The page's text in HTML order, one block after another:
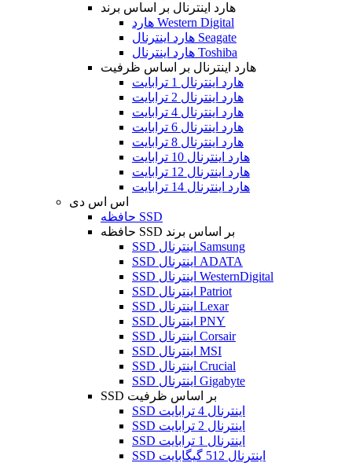
هارد اینترنال بر اساس برند
هارد Western Digital
هارد اینترنال Seagate
هارد اینترنال Toshiba
هارد اینترنال بر اساس ظرفیت
هارد اینترنال 1 ترابایت
هارد اینترنال 2 ترابایت
هارد اینترنال 4 ترابایت
هارد اینترنال 6 ترابایت
هارد اینترنال 8 ترابایت
هارد اینترنال 10 ترابایت
هارد اینترنال 12 ترابایت
هارد اینترنال 14 ترابایت
اس اس دی
حافظه SSD
حافظه SSD بر اساس برند
SSD اینترنال Samsung
SSD اینترنال ADATA
SSD اینترنال WesternDigital
SSD اینترنال Patriot
SSD اینترنال Lexar
SSD اینترنال PNY
SSD اینترنال Corsair
SSD اینترنال MSI
SSD اینترنال Crucial
SSD اینترنال Gigabyte
SSD بر اساس ظرفیت
SSD اینترنال 4 ترابایت
SSD اینترنال 2 ترابایت
SSD اینترنال 1 ترابایت
SSD اینترنال 512 گیگابایت